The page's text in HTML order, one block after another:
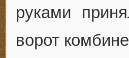
руками
ворот